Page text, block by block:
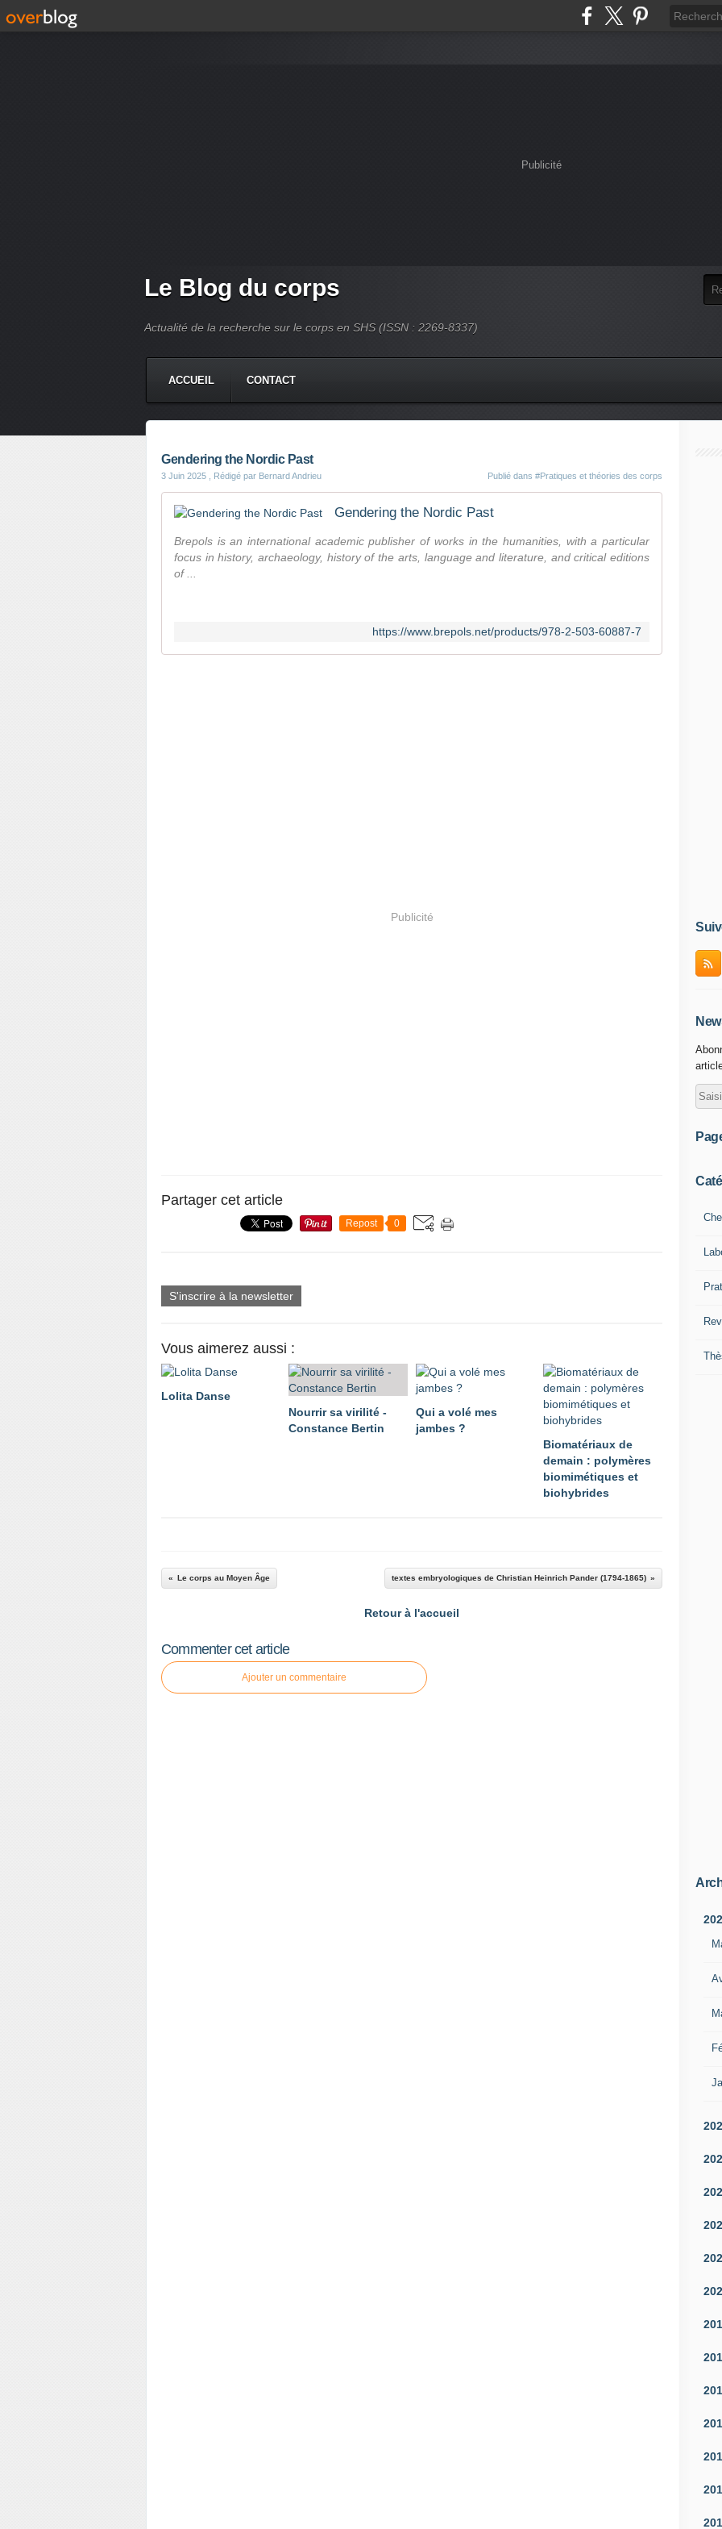
Publicité
Le Blog du corps
Actualité de la recherche sur le corps en SHS (ISSN : 2269-8337)
ACCUEIL CONTACT
Gendering the Nordic Past
3 Juin 2025 , Rédigé par Bernard Andrieu Publié dans #Pratiques et théories des corps
Gendering the Nordic Past
Brepols is an international academic publisher of works in the humanities, with a particular
focus in history, archaeology, history of the arts, language and literature, and critical editions
of ...
https://www.brepols.net/products/978-2-503-60887-7
Publicité
Partager cet article
Repost 0
S'inscrire à la newsletter
Vous aimerez aussi :
Lolita Danse
Nourrir sa virilité -
Constance Bertin
Qui a volé mes
jambes ?
Biomatériaux de
demain : polymères
biomimétiques et
biohybrides
Le corps au Moyen Âge textes embryologiques de Christian Heinrich Pander (1794-1865)
Retour à l'accueil
Commenter cet article
Ajouter un commentaire